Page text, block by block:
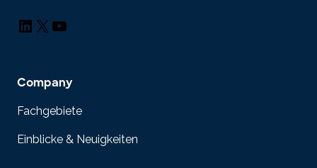
LinkedIn
X YouTube
Company
Fachgebiete
Einblicke & Neuigkeiten